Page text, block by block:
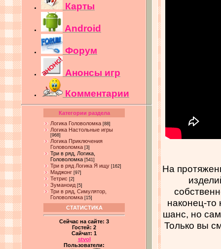
Карты
Android
Форум
Анонсы игр
Комментарии
Категории раздела
Логика Головоломка [88]
Логика Настольные игры
[968]
Логика Приключения
Головоломка [3]
Три в ряд, Логика,
Головоломка [541]
Три в ряд Логика Я ищу [162]
Маджонг [97]
Тетрис [2]
Зуманоид [5]
Три в ряд, Симулятор,
Головоломка [15]
СТАТИСТИКА
Сейчас на сайте: 3
Гостей: 2
Сайчат: 1
stvol
Пользователи:
На
наконец-то
шанс, но
Только вы